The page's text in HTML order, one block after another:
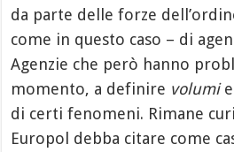
da parte delle forze
come in questo caso – di
Agenzie che però hanno
momento, a definire volumie
di certi fenomeni. Rimane
Europol debba citare come